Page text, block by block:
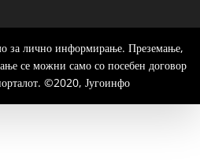
за лично информирање. Преземање,
се можни само со посебен договор
©2020, Југоинфо